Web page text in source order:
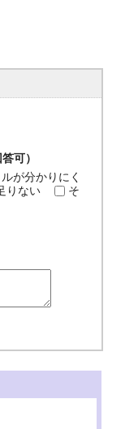
可）
が分かりにく
りない
そ